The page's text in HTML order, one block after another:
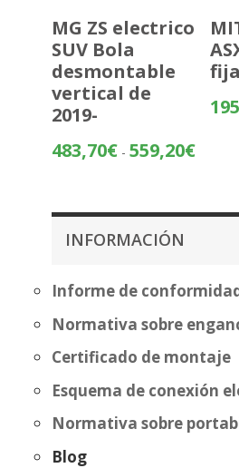
MG ZS electrico
SUV Bola
desmontable
vertical de
2019-
483,70€ - 559,20€Rango
INFORMACIÓN
Informe de
Normativa sobre
Certificado de montaje
Esquema de conexión
Normativa sobre
Blog